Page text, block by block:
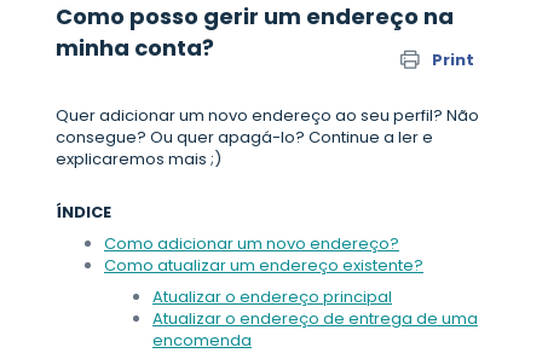
Como posso gerir um endereço na
minha conta?
Print
Quer adicionar um novo endereço ao seu perfil? Não
consegue? Ou quer apagá-lo? Continue a ler e
explicaremos mais ;)
ÍNDICE
Como adicionar um novo endereço?
Como atualizar um endereço existente?
Atualizar o endereço principal
Atualizar o endereço de entrega de uma
encomenda